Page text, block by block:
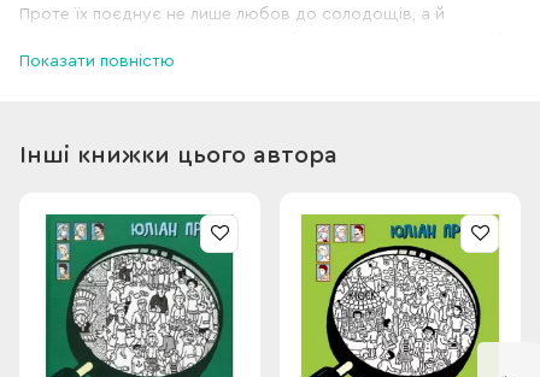
Проте їх поєднує не лише любов до солодощів, а й
детективної команди «Локриця», як вони себе назвали, є
Показати повністю
Інші книжки цього автора